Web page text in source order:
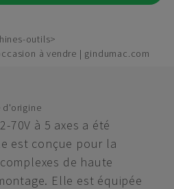
outils
à vendre | gindumac.com
d'origine
70V à 5 axes a été
est conçue pour la
de haute
Elle est équipée